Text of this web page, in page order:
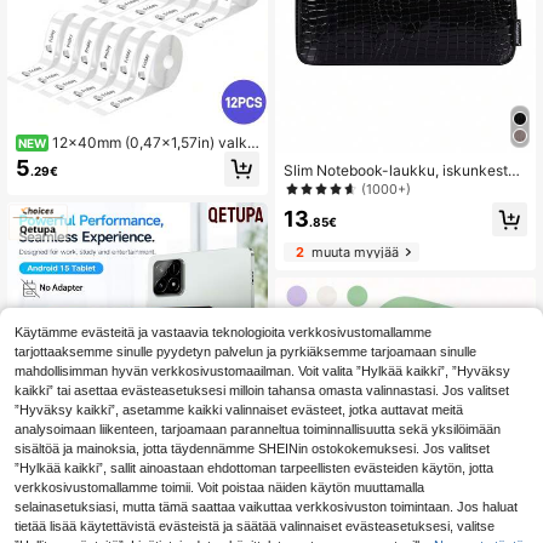
NEW 12x40mm (0,47x1,57in) valkoi
set rako-painetut etikettitarrat, 160
0 etikettia yhteensä, 160 arkkia rull
n kanssa, pitkäkestoinen ja tasaine
n kirjoitus, täydellinen toimistoon, k
ouluun tai kotiin, koulutarvikkeet, y
ksinkertainen etiketti
5.29€
Slim Notebook-laukku, iskunkestäv
ä kannettavan tietokoneen suojapu
oneen kotelo Matebookille, kannett
(1000+)
13.85€
2muuta myyjää
Käytämme evästeitä ja vastaavia teknologioita verkkosivustomallamme
tarjottaaksemme sinulle pyydetyn palvelun ja pyrkiäksemme tarjoamaan sinulle
mahdollisimman hyvän verkkosivustomaailman. Voit valita ”Hylkää kaikki”, ”Hyväksy
kaikki” tai asettaa evästeasetuksesi milloin tahansa omasta valinnastasi. Jos valitset
”Hyväksy kaikki”, asetamme kaikki valinnaiset evästeet, jotka auttavat meitä
analysoimaan liikenteen, tarjoamaan paranneltua toiminnallisuutta sekä yksilöimään
sisältöä ja mainoksia, jotta täydennämme SHEINin ostokokemuksesi. Jos valitset
”Hylkää kaikki”, sallit ainoastaan ehdottoman tarpeellisten evästeiden käytön, jotta
verkkosivustomallamme toimii. Voit poistaa näiden käytön muuttamalla
selainasetuksiasi, mutta tämä saattaa vaikuttaa verkkosivuston toimintaan. Jos haluat
tietää lisää käytettävistä evästeistä ja säätää valinnaiset evästeasetuksesi, valitse